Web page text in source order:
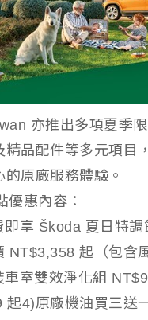
亦推出多項夏季
品配件等多元項目
原廠服務體驗。
優惠內容：
即享 Škoda 夏日特
起（包含
室雙效淨化組
4)原廠機油買三送